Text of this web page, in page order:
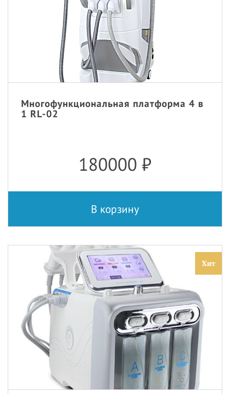
Многофункциональная платформа 4 в
1 RL-02
180000 ₽
В корзину
Хит